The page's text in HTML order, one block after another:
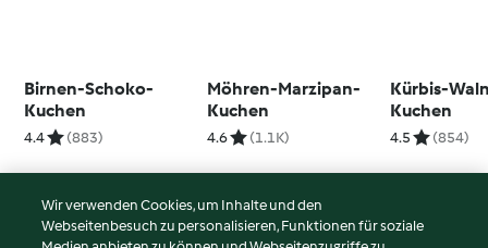
Birnen-Schoko-
Kuchen
4.4 (883)
Möhren-Marzipan-
Kuchen
4.6 (1.1K)
Kürbis-
Kuchen
4.5 (854)
Wir verwenden Cookies, um Inhalte und den
Webseitenbesuch zu personalisieren, Funktionen für soziale